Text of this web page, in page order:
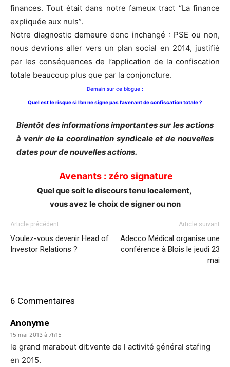
finances. Tout était dans notre fameux tract “La finance
expliquée aux nuls”.
Notre diagnostic demeure donc inchangé : PSE ou non,
nous devrions aller vers un plan social en 2014, justifié
par les conséquences de l’application de la confiscation
totale beaucoup plus que par la conjoncture.
Demain sur ce blogue :
Quel est le risque si l’on ne signe pas l’avenant de confiscation totale ?
Bientôt des informations importantes sur les actions
à venir de la coordination syndicale et de nouvelles
dates pour de nouvelles actions.
Avenants : zéro signature
Quel que soit le discours tenu localement,
vous avez le choix de signer ou non
Article précédent
Voulez-vous devenir Head of
Investor Relations ?
Article suivant
Adecco Médical organise une
conférence à Blois le jeudi 23
mai
6 Commentaires
Anonyme
15 mai 2013 à 7h15
le grand marabout dit:vente de l activité général stafing
en 2015.